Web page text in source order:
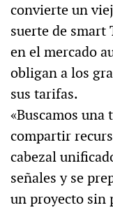
convierte un
suerte de smart
en el mercado
obligan a los
sus tarifas.
«Buscamos
compartir
cabezal
señales y se
un proyecto sin